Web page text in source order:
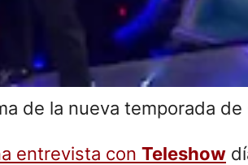
de la nueva temporada de
entrevista con Teleshow